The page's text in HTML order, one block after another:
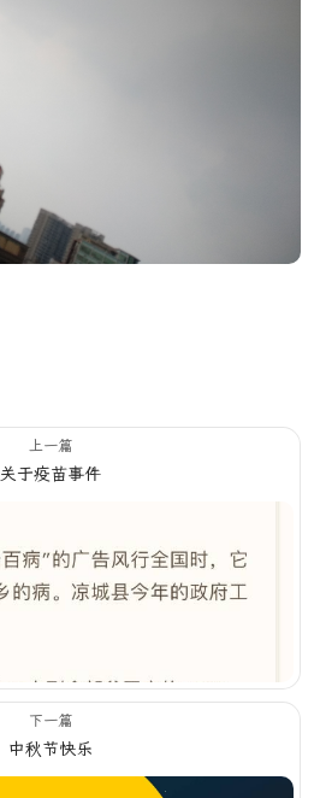
上一篇
关于疫苗事件
下一篇
中秋节快乐